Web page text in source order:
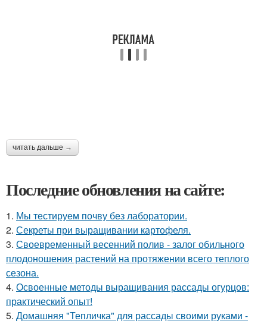
читать дальше →
Последние обновления на сайте:
1. Мы тестируем почву без лаборатории.
2. Секреты при выращивании картофеля.
3. Своевременный весенний полив - залог обильного
плодоношения растений на протяжении всего теплого
сезона.
4. Освоенные методы выращивания рассады огурцов:
практический опыт!
5. Домашняя "Тепличка" для рассады своими руками -